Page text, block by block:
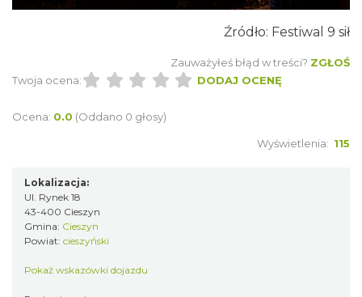
0.05 km
Cieszyn
Źródło: Festiwal 9 sił
Zauważyłeś błąd w treści? ZGŁOŚ
Twoja ocena:
DODAJ OCENĘ
Ocena: 0.0 (Oddano 0 głosy)
Wyświetlenia: 115
Lokalizacja:
Ul. Rynek 18
43-400 Cieszyn
Gmina: Cieszyn
Powiat: cieszyński
Pokaż wskazówki dojazdu